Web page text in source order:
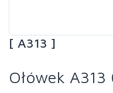
[ A313 ]
Ołówek